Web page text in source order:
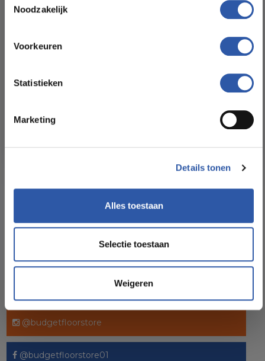
Noodzakelijk
Voorkeuren
Statistieken
Marketing
Details tonen
Alles toestaan
Selectie toestaan
Weigeren
4
22 * 220
Levertijd: 3 - 5 werkdagen
20 jaar
Socialmedia
@budgetfloorstore
@budgetfloorstore01
betaalbare prijzen. Profiteer van een zorgeloze installatie